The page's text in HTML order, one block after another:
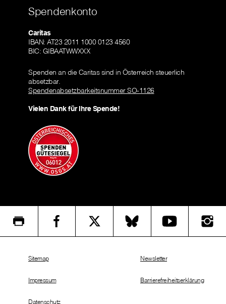
Spendenkonto
Caritas
IBAN: AT23 2011 1000 0123 4560
BIC: GIBAATWWXXX
Spenden an die Caritas sind in Österreich steuerlich
absetzbar.
Spendenabsetzbarkeitsnummer SO-1126
Vielen Dank für Ihre Spende!
Sitemap
Impressum
Datenschutz
Newsletter
Barrierefreiheitserklärung